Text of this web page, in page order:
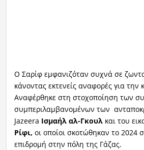
Ο Σαρίφ εμφανιζόταν συχνά σε
κάνοντας εκτενείς αναφορές για
Αναφέρθηκε στη στοχοποίηση των
συμπεριλαμβανομένων των
Jazeera Ισμαήλ αλ-Γκουλκαι του
Ρίφι, οι οποίοι σκοτώθηκαν το 2024
επιδρομή στην πόλη της Γάζας.